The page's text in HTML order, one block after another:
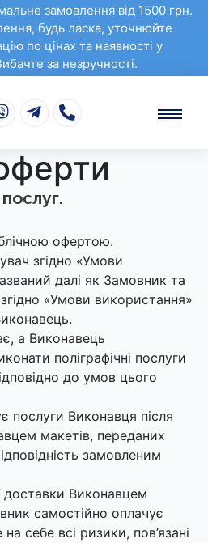
замовлення від 1500 грн.
будь ласка, уточнюйте
по цінах та наявності у
за незручності.
офертою.
згідно «Умови
далі як Замовник та
«Умови використання»
а Виконавець
поліграфічні послуги
до умов цього
послуги Виконавця після
макетів, переданих
замовленим
доставки Виконавцем
самостійно оплачує
себе всі ризики, пов’язані